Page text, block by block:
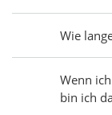
Wie
Wenn
bin ich